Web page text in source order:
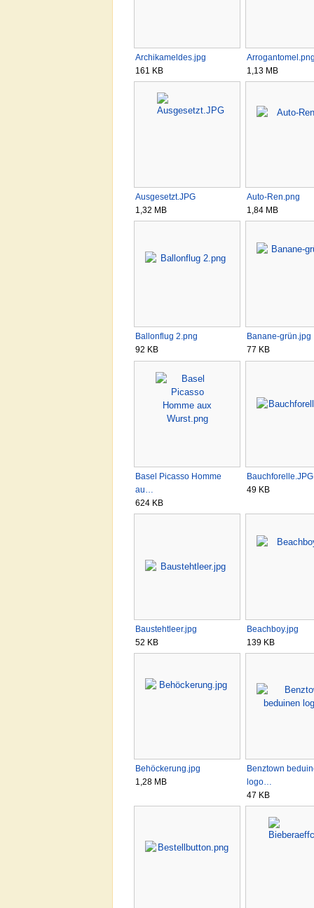
Archikameldes.jpg
161 KB
1,13 MB
Ausgesetzt.JPG
1,32 MB
Auto-Ren.png
1,84 MB
Ballonflug 2.png
92 KB
Banane-grün.jpg
77 KB
Basel Picasso Homme
au…
624 KB
Bauchforelle.JPG
49 KB
Baustehtleer.jpg
52 KB
Beachboy.jpg
139 KB
Behöckerung.jpg
1,28 MB
Benztown
logo…
47 KB